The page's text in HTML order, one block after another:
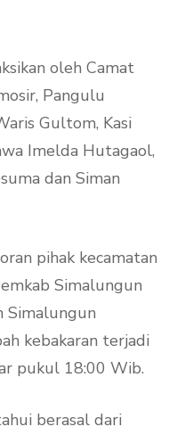
oleh Camat
Pangulu
Gultom, Kasi
Imelda Hutagaol,
dan Siman
pihak kecamatan
Simalungun
Simalungun
kebakaran terjadi
pukul 18:00 Wib.
berasal dari